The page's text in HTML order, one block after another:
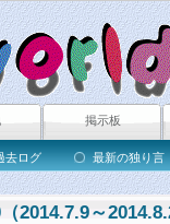
掲示板
去ログ 最新の独り言
2014.7.9～